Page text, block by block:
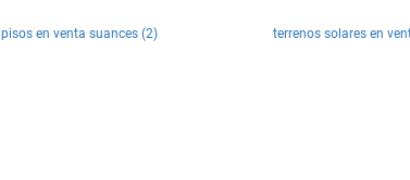
pisos en venta suances (2) terrenos solares en